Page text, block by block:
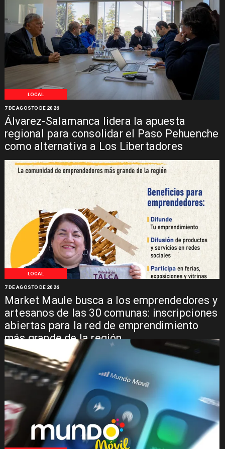
LOCAL
Álvarez-Salamanca lidera la apuesta
regional para consolidar el Paso Pehuenche
como alternativa a Los Libertadores
7 DE AGOSTO DE 2026
LOCAL
Market Maule busca a los emprendedores y
artesanos de las 30 comunas: inscripciones
abiertas para la red de emprendimiento
más grande de la región
7 DE AGOSTO DE 2026